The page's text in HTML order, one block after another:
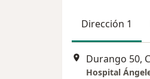
Dirección 1
Durango 50,
Hospital